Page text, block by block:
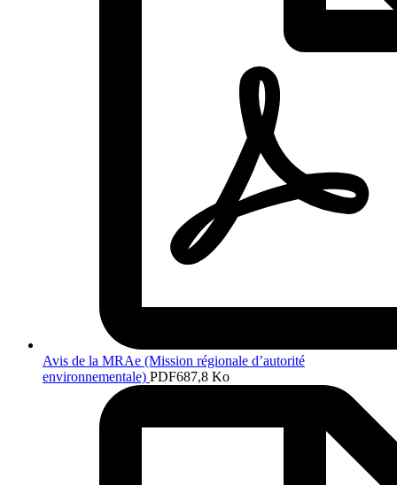
Avis de la MRAe (Mission régionale d’autorité
environnementale) PDF687,8 Ko